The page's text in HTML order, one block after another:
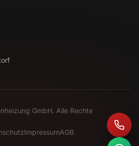
GmbH. Alle Rechte
ImpressumAGB